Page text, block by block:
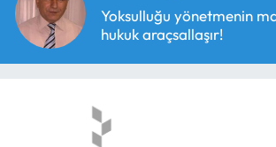
Yoksulluğu yönetmenin
hukuk araçsallaşır!